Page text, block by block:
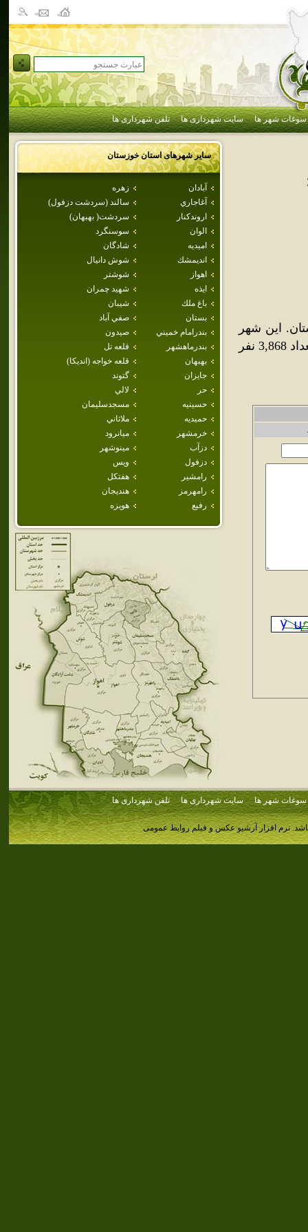
سوغات شهر ها سایت شهرداری ها تلفن شهرداری ها
سایر شهرهای استانخوزستان
آبادان
زهره
آغاجاري
سالند (سردشت دزفول)
اروندكنار
سردشت( بهبهان)
الوان
سوسنگرد
اميديه
شادگان
انديمشك
شوش دانيال
اهواز
شوشتر
ايذه
شهيد چمران
باغ ملك
شيبان
بستان
صفي آباد
بندرامام خميني
صيدون
بندرماهشهر
قلعه تل
بهبهان
قلعه خواجه (انديكا)
جايزان
گتوند
حر
لالي
حسينيه
مسجدسليمان
حميديه
ملاثاني
خرمشهر
ميانرود
دزآب
مينوشهر
دزفول
ويس
رامشير
هفتكل
رامهرمز
هنديجان
رفيع
هويزه
اين شهر
در بخش دهدز از توابع شهرستان ايذه قرار گرفته و در سال 1385، تعداد 3,868 نفر
سوغات شهر ها سایت شهرداری ها تلفن شهرداری ها
نرم افزار آرشیو عکس و فیلم روابط عمومی